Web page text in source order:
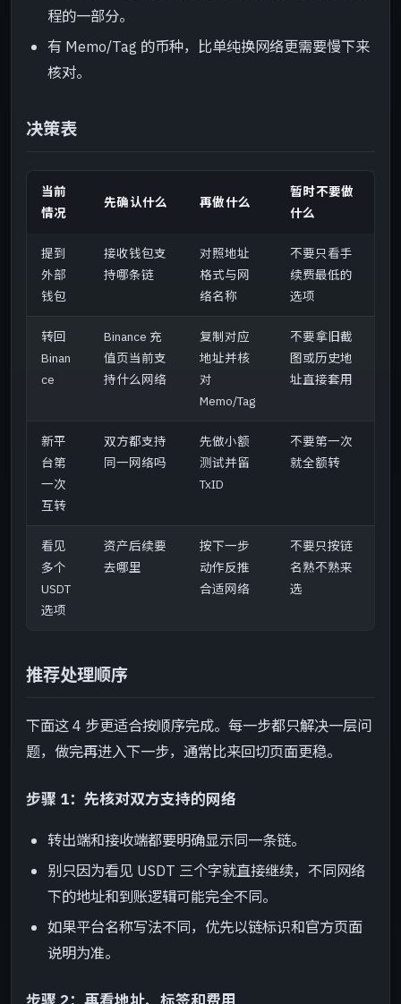
程的一部分。
有 Memo/Tag 的币种，比单纯换网络更需要慢下来
核对。
决策表
当前
情况
先确认什么 再做什么
暂时不要做
什么
提到
外部
钱包
接收钱包支
持哪条链
对照地址
格式与网
络名称
不要只看手
续费最低的
选项
转回
Binan
ce
Binance 充
值页当前支
持什么网络
复制对应
地址并核
对
Memo/Tag
不要拿旧截
图或历史地
址直接套用
新平
台第
一次
互转
双方都支持
同一网络吗
先做小额
测试并留
TxID
不要第一次
就全额转
看见
多个
USDT
选项
资产后续要
去哪里
按下一步
动作反推
合适网络
不要只按链
名熟不熟来
选
推荐处理顺序
下面这 4 步更适合按顺序完成。每一步都只解决一层问
题，做完再进入下一步，通常比来回切页面更稳。
步骤 1：先核对双方支持的网络
转出端和接收端都要明确显示同一条链。
别只因为看见 USDT 三个字就直接继续，不同网络
下的地址和到账逻辑可能完全不同。
如果平台名称写法不同，优先以链标识和官方页面
说明为准。